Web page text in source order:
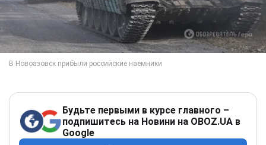
Будьте первыми в курсе главного –
подпишитесь на Новини на OBOZ.UA в
Google